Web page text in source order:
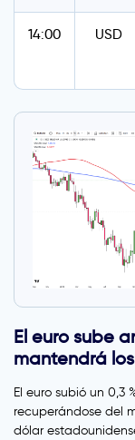
14:00 USD
El euro sube
mantendrá
El euro subió un 0,3
recuperándose del
dólar